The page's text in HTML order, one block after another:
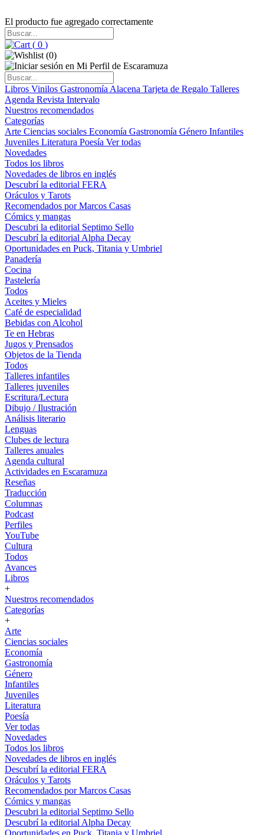
El producto fue agregado correctamente
( 0 )
(0)
Libros Vinilos Gastronomía Alacena Tarjeta de Regalo Talleres
Agenda Revista Intervalo
Nuestros recomendados
Categorías
Arte Ciencias sociales Economía Gastronomía Género Infantiles
Juveniles Literatura Poesía Ver todas
Novedades
Todos los libros
Novedades de libros en inglés
Descubrí la editorial FERA
Oráculos y Tarots
Recomendados por Marcos Casas
Cómics y mangas
Descubri la editorial Septimo Sello
Descubrí la editorial Alpha Decay
Oportunidades en Puck, Titania y Umbriel
Panadería
Cocina
Pastelería
Todos
Aceites y Mieles
Café de especialidad
Bebidas con Alcohol
Te en Hebras
Jugos y Prensados
Objetos de la Tienda
Todos
Talleres infantiles
Talleres juveniles
Escritura/Lectura
Dibujo / Ilustración
Análisis literario
Lenguas
Clubes de lectura
Talleres anuales
Agenda cultural
Actividades en Escaramuza
Reseñas
Traducción
Columnas
Podcast
Perfiles
YouTube
Cultura
Todos
Avances
Libros
+
Nuestros recomendados
Categorías
+
Arte
Ciencias sociales
Economía
Gastronomía
Género
Infantiles
Juveniles
Literatura
Poesía
Ver todas
Novedades
Todos los libros
Novedades de libros en inglés
Descubrí la editorial FERA
Oráculos y Tarots
Recomendados por Marcos Casas
Cómics y mangas
Descubri la editorial Septimo Sello
Descubrí la editorial Alpha Decay
Oportunidades en Puck, Titania y Umbriel